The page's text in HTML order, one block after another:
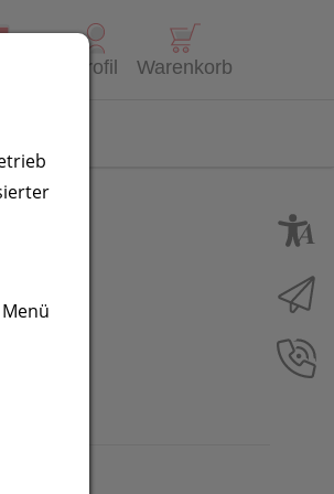
Profil Warenkorb